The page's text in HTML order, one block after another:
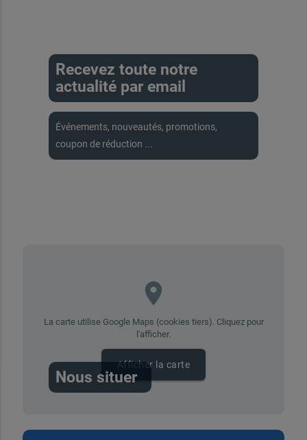
Recevez toute notre
actualité par email
Événements, nouveautés, promotions,
coupon de réduction ...
place
La carte utilise Google Maps (cookies tiers). Cliquez pour
l'afficher.
Afficher la carte
Nous situer